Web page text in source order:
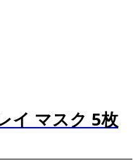
イ マスク 5枚